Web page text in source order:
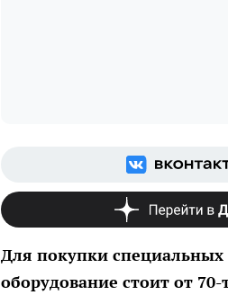
Для покупки
оборудование стоит от